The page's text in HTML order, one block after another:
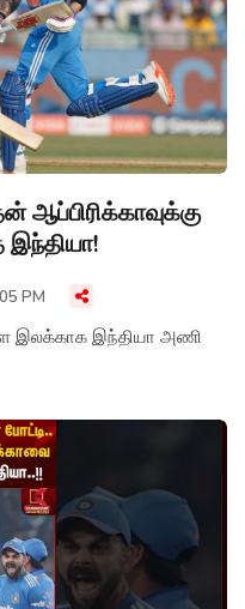
PM
இலக்காக இந்தியா அணி